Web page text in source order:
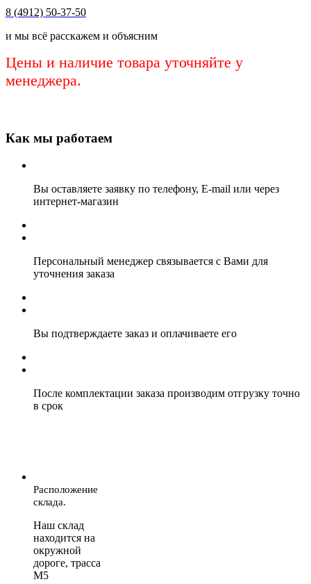
8 (4912) 50-37-50
и мы всё расскажем и объясним
Цены и наличие товара уточняйте у
менеджера.
Как мы работаем
Вы оставляете заявку по телефону, E-mail или через
интернет-магазин
Персональный менеджер связывается с Вами для
уточнения заказа
Вы подтверждаете заказ и оплачиваете его
После комплектации заказа производим отгрузку точно
в срок
Расположение
склада.
Наш склад
находится на
окружной
дороге, трасса
М5